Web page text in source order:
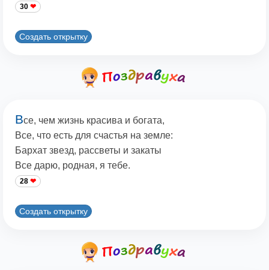
30
Создать открытку
Все, чем жизнь красива и богата,
Все, что есть для счастья на земле:
Бархат звезд, рассветы и закаты
Все дарю, родная, я тебе.
28
Создать открытку